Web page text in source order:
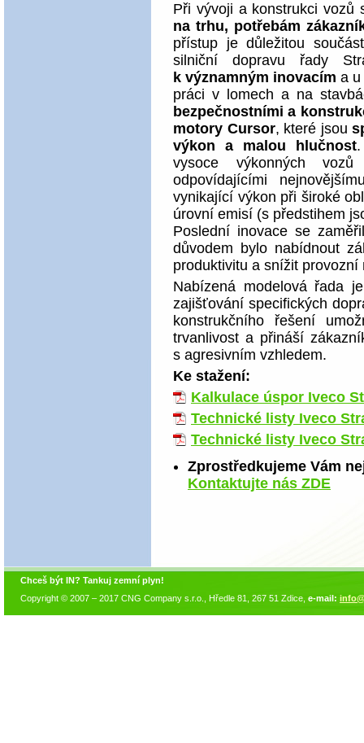
Při vývoji a konstrukci vozů
na trhu, potřebám
přístup je důležitou
silniční dopravu řady
k významným inovacím a u
práci v lomech a na
bezpečnostními a
motory Cursor, které jsou
výkon a malou hlučnost
vysoce výkonných
odpovídajícími
vynikající výkon při široké
úrovní emisí (s předstihem
Poslední inovace se
důvodem bylo nabídnout
produktivitu a snížit provozní
Nabízená modelová řada
zajišťování specifických
konstrukčního řešení
trvanlivost a přináší
s agresivním vzhledem.
Ke stažení:
Kalkulace úspor Iveco
Technické listy Iveco
Technické listy Iveco
Zprostředkujeme Vám
Kontaktujte nás ZDE
Chceš být IN? Tankuj zemní plyn!
Copyright © 2007 – 2017 CNG Company s.r.o., Hředle 81, 267 51 Zdice, e-mail: